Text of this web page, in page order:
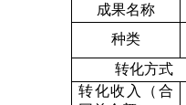
成果名称
种类
转化方式
转化收入（合